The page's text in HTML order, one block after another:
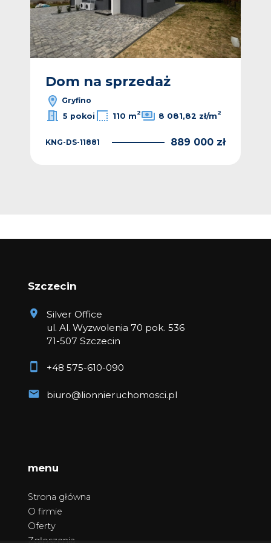
Dom na sprzedaż
Gryfino
5 pokoi
110 m2 8 081,82 zł/m2
KNG-DS-11881 889 000 zł
Szczecin
Silver Office
ul. Al. Wyzwolenia 70 pok. 536
71-507 Szczecin
+48 575-610-090
biuro@lionnieruchomosci.pl
menu
Strona główna
O firmie
Oferty
Zgłoszenia